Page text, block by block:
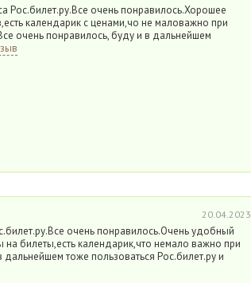
Рос.билет.ру.Все очень понравилось.Хорошее
календарик с ценами,чо не маловажно при
очень понравилось, буду и в дальнейшем
20.04.2023
очень понравилось.Очень удобный
билеты,есть календарик,что немало важно при
тоже пользоваться Рос.билет.ру и